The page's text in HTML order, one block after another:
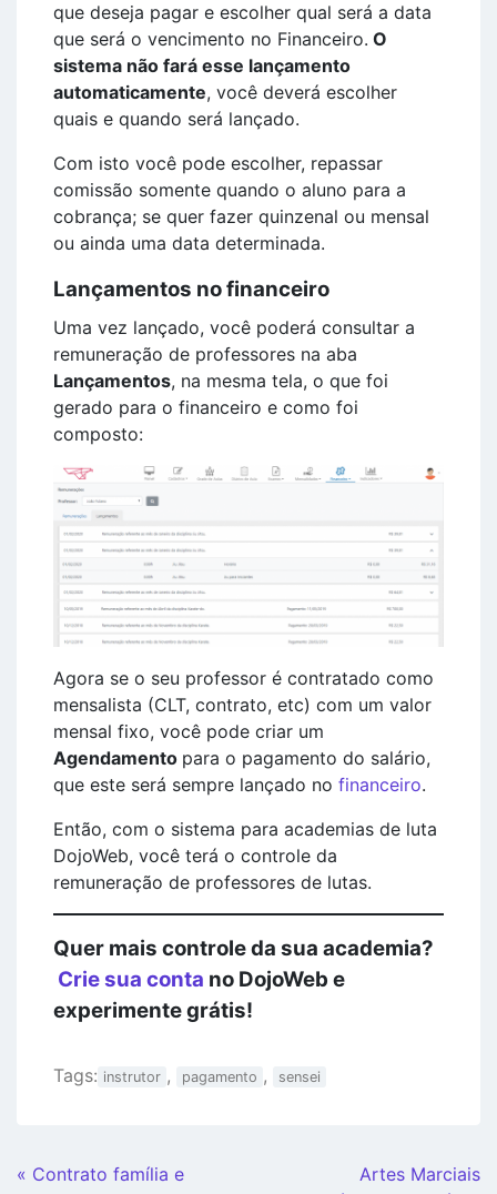
que deseja pagar e escolher qual será a data
que será o vencimento no Financeiro. O
sistema não fará esse lançamento
automaticamente, você deverá escolher
quais e quando será lançado.
Com isto você pode escolher, repassar
comissão somente quando o aluno para a
cobrança; se quer fazer quinzenal ou mensal
ou ainda uma data determinada.
Lançamentos no financeiro
Uma vez lançado, você poderá consultar a
remuneração de professores na aba
Lançamentos, na mesma tela, o que foi
gerado para o financeiro e como foi
composto:
Agora se o seu professor é contratado como
mensalista (CLT, contrato, etc) com um valor
mensal fixo, você pode criar um
Agendamento para o pagamento do salário,
que este será sempre lançado no financeiro.
Então, com o sistema para academias de luta
DojoWeb, você terá o controle da
remuneração de professores de lutas.
Quer mais controle da sua academia?
Crie sua conta no DojoWeb e
experimente grátis!
Tags: instrutor , pagamento , sensei
Continue
« Contrato família e
Artes Marciais